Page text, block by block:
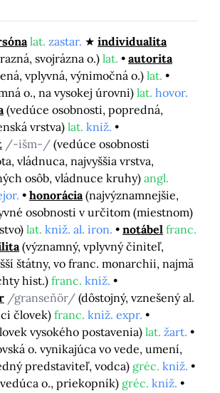
lat. zastar.
individualita
svojrázna o.) lat.
autorita
vplyvná, výnimočná o.) lat.
o., na vysokej úrovni) lat. hovor.
(vedúce osobnosti, popredná,
vrstva) lat. kniž.
/-išm-/ (vedúce osobnosti
vládnuca, najvyššia vrstva,
osôb, vládnuce kruhy) angl.
honorácia (najvýznamnejšie,
osobnosti v určitom (miestnom)
lat. kniž. al. iron. notábel franc.
(významný, vplyvný činiteľ,
štátny, vo franc. monarchii, najmä
hist.)franc. kniž.
/granseňör/ (dôstojný, vznešený al.
človek) franc. kniž. expr.
vysokého postavenia) lat. žart.
o. vynikajúca vo vede, umení,
predstaviteľ, vodca) gréc. kniž.
o., priekopník) gréc. kniž.